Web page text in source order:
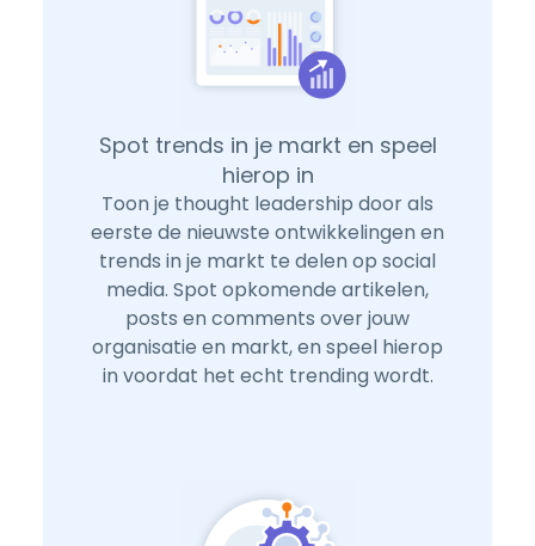
Spot trends in je markt en speel
hierop in
Toon je thought leadership door als
eerste de nieuwste ontwikkelingen en
trends in je markt te delen op social
media. Spot opkomende artikelen,
posts en comments over jouw
organisatie en markt, en speel hierop
in voordat het echt trending wordt.